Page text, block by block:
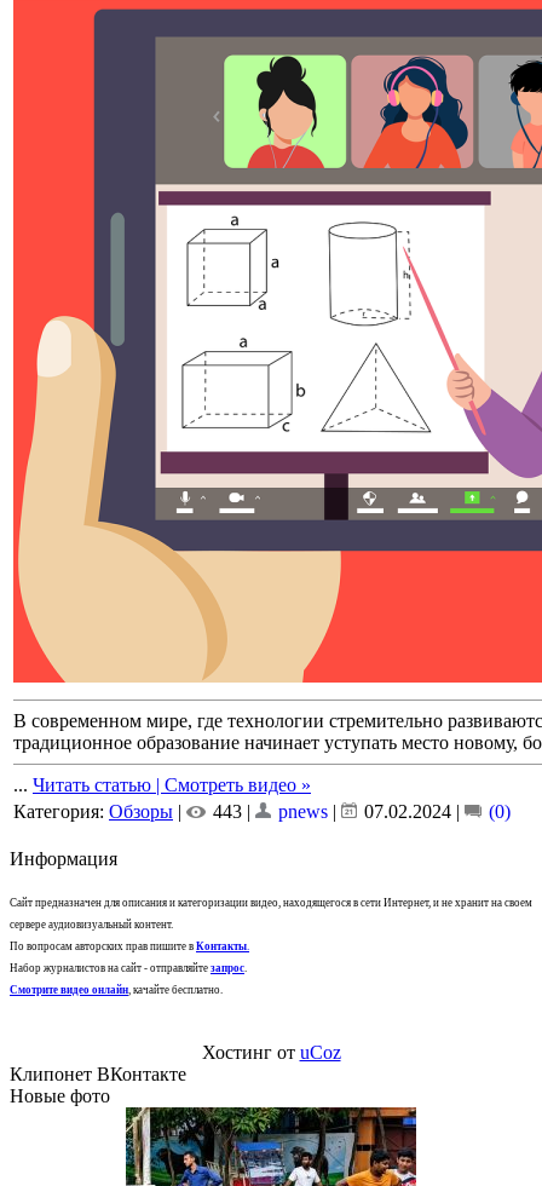
В современном мире, где технологии стремительно
традиционное образование начинает уступать место новому,
... Читать статью | Смотреть видео »
Категория: Обзоры | 443 | pnews | 07.02.2024 | (0)
Информация
Сайт предназначен для описания и категоризации видео, находящегося в сети Интернет, и не хранит на своем
сервере аудиовизуальный контент.
По вопросам авторских прав пишите в Контакты.
Набор журналистов на сайт - отправляйте запрос.
Смотрите видео онлайн, качайте бесплатно.
Хостинг от uCoz
Клипонет ВКонтакте
Новые фото